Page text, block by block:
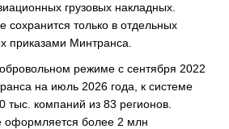
грузовых накладных.
только в отдельных
приказами Минтранса.
режиме с сентября 2022
на июль 2026 года, к системе
тыс. компаний из 83 регионов.
оформляется более 2 млн